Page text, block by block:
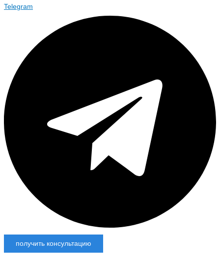
Telegram
получить консультацию